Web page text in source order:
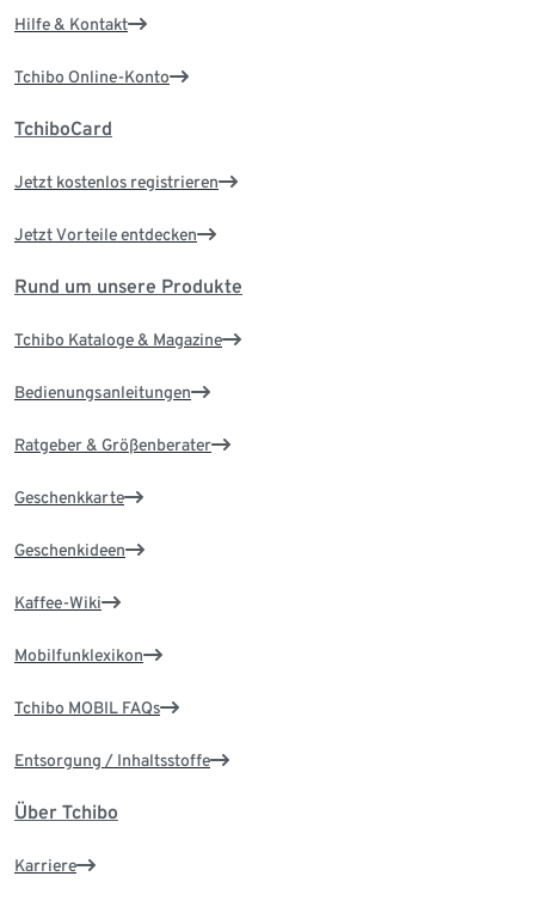
Hilfe & Kontakt
Tchibo Online-Konto
TchiboCard
Jetzt kostenlos registrieren
Jetzt Vorteile entdecken
Rund um unsere Produkte
Tchibo Kataloge & Magazine
Bedienungsanleitungen
Ratgeber & Größenberater
Geschenkkarte
Geschenkideen
Kaffee-Wiki
Mobilfunklexikon
Tchibo MOBIL FAQs
Entsorgung / Inhaltsstoffe
Über Tchibo
Karriere